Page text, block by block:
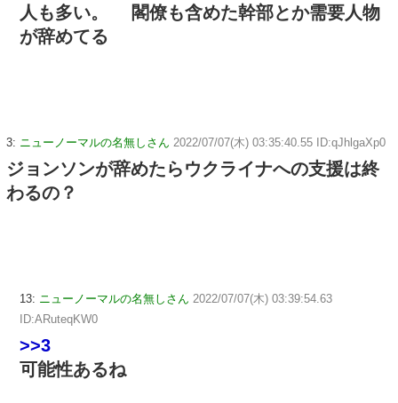
人も多い。 閣僚も含めた幹部とか需要人物
が辞めてる
3: ニューノーマルの名無しさん 2022/07/07(木) 03:35:40.55 ID:qJhlgaXp0
ジョンソンが辞めたらウクライナへの支援は終
わるの？
13: ニューノーマルの名無しさん 2022/07/07(木) 03:39:54.63
ID:ARuteqKW0
>>3
可能性あるね